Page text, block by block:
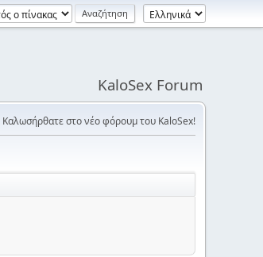
KaloSex Forum
Καλωσήρθατε στο νέο φόρουμ του KaloSex!